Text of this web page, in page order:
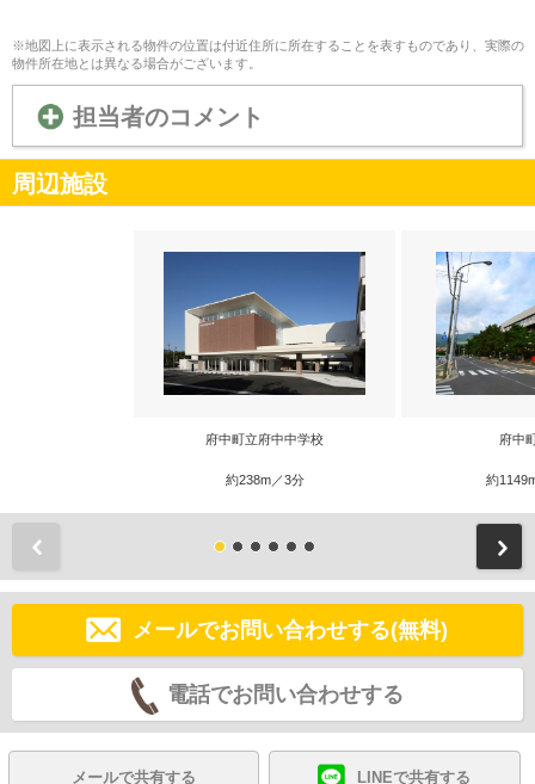
※地図上に表示される物件の位置は付近住所に所在することを表すものであり、実際の
物件所在地とは異なる場合がございます。
担当者のコメント
周辺施設
府中町立府中中学校
約238m／3分
府中
約
メールでお問い合わせする(無料)
電話でお問い合わせする
メールで共有する LINEで共有する